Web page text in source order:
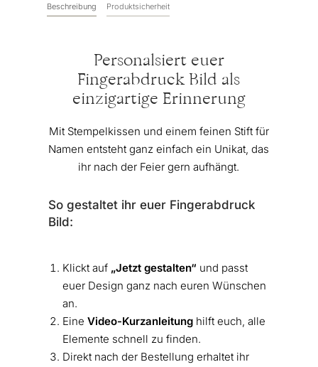
Beschreibung Produktsicherheit
Personalsiert euer
Fingerabdruck Bild als
einzigartige Erinnerung
Mit Stempelkissen und einem feinen Stift für
Namen entsteht ganz einfach ein Unikat, das
ihr nach der Feier gern aufhängt.
So gestaltet ihr euer Fingerabdruck
Bild:
Klickt auf „Jetzt gestalten“ und passt
euer Design ganz nach euren Wünschen
an.
Eine Video-Kurzanleitunghilft euch, alle
Elemente schnell zu finden.
Direkt nach der Bestellung erhaltet ihr